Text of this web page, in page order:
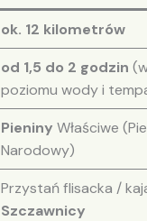
ok. 12 kilometrów
od 1,5 do 2 godzin
poziomu wody i
Pieniny Właściwe
Narodowy)
Przystań flisacka /
Szczawnicy